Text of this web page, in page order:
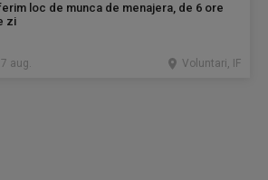
loc de munca de menajera, de 6 ore
zi
7 aug. Voluntari, IF